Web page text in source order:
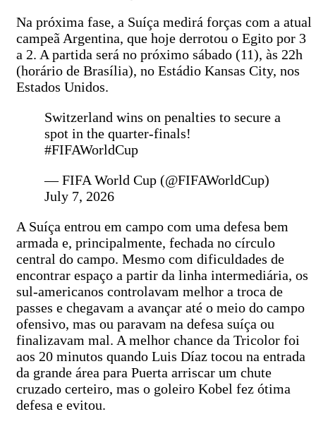
Na próxima fase, a Suíça medirá forças com a atual
campeã Argentina, que hoje derrotou o Egito por 3
a 2. A partida será no próximo sábado (11), às 22h
(horário de Brasília), no Estádio Kansas City, nos
Estados Unidos.
Switzerland wins on penalties to secure a
spot in the quarter-finals!
#FIFAWorldCup
— FIFA World Cup (@FIFAWorldCup)
July 7, 2026
A Suíça entrou em campo com uma defesa bem
armada e, principalmente, fechada no círculo
central do campo. Mesmo com dificuldades de
encontrar espaço a partir da linha intermediária, os
sul-americanos controlavam melhor a troca de
passes e chegavam a avançar até o meio do campo
ofensivo, mas ou paravam na defesa suíça ou
finalizavam mal. A melhor chance da Tricolor foi
aos 20 minutos quando Luis Díaz tocou na entrada
da grande área para Puerta arriscar um chute
cruzado certeiro, mas o goleiro Kobel fez ótima
defesa e evitou.